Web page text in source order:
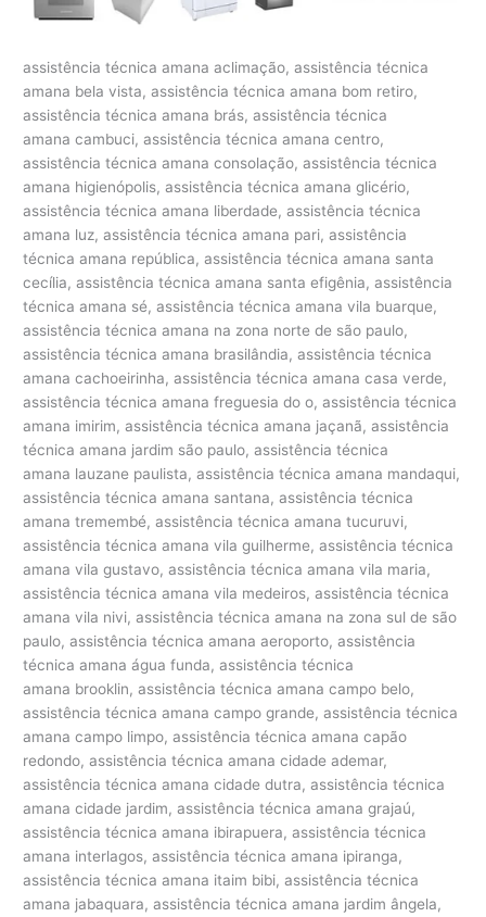
assistência técnica amana aclimação, assistência técnica
amana bela vista, assistência técnica amana bom retiro,
assistência técnica amana brás, assistência técnica
amana cambuci, assistência técnica amana centro,
assistência técnica amana consolação, assistência técnica
amana higienópolis, assistência técnica amana glicério,
assistência técnica amana liberdade, assistência técnica
amana luz, assistência técnica amana pari, assistência
técnica amana república, assistência técnica amana santa
cecília, assistência técnica amana santa efigênia, assistência
técnica amana sé, assistência técnica amana vila buarque,
assistência técnica amana na zona norte de são paulo,
assistência técnica amana brasilândia, assistência técnica
amana cachoeirinha, assistência técnica amana casa verde,
assistência técnica amana freguesia do o, assistência técnica
amana imirim, assistência técnica amana jaçanã, assistência
técnica amana jardim são paulo, assistência técnica
amana lauzane paulista, assistência técnica amana mandaqui,
assistência técnica amana santana, assistência técnica
amana tremembé, assistência técnica amana tucuruvi,
assistência técnica amana vila guilherme, assistência técnica
amana vila gustavo, assistência técnica amana vila maria,
assistência técnica amana vila medeiros, assistência técnica
amana vila nivi, assistência técnica amana na zona sul de são
paulo, assistência técnica amana aeroporto, assistência
técnica amana água funda, assistência técnica
amana brooklin, assistência técnica amana campo belo,
assistência técnica amana campo grande, assistência técnica
amana campo limpo, assistência técnica amana capão
redondo, assistência técnica amana cidade ademar,
assistência técnica amana cidade dutra, assistência técnica
amana cidade jardim, assistência técnica amana grajaú,
assistência técnica amana ibirapuera, assistência técnica
amana interlagos, assistência técnica amana ipiranga,
assistência técnica amana itaim bibi, assistência técnica
amana jabaquara, assistência técnica amana jardim ângela,